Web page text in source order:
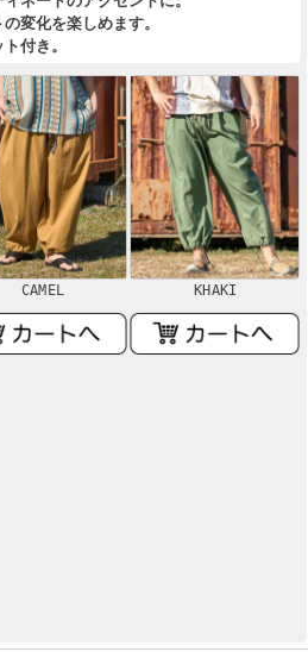
変化を楽しめます。
付き。
CAMEL KHAKI